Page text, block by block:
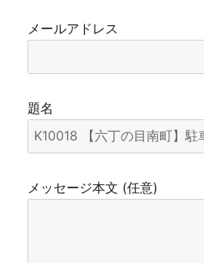
メールアドレス
題名
メッセージ本文 (任意)